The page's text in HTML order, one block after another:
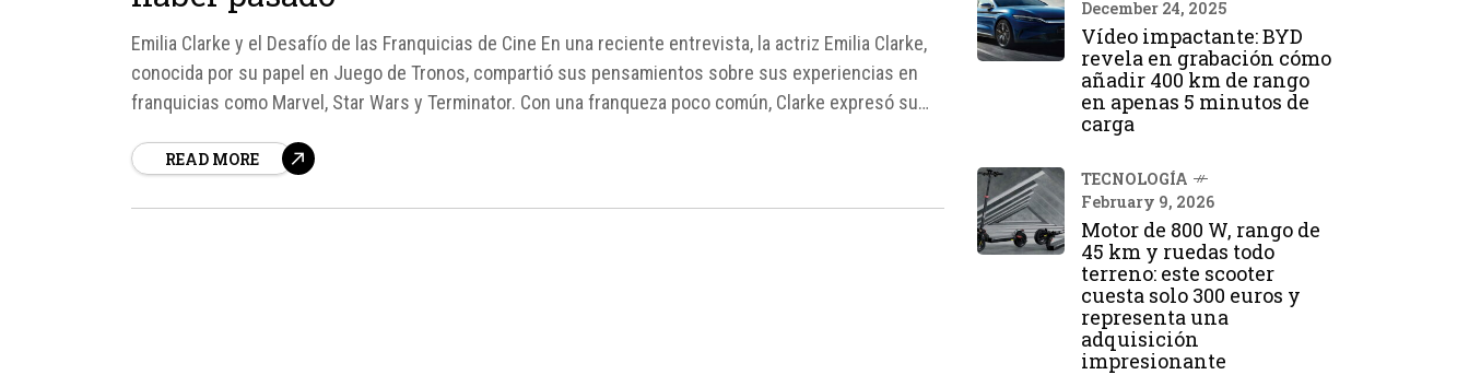
Emilia Clarke y el Desafío de las Franquicias de Cine En una reciente entrevista, la actriz Emilia Clarke,
conocida por su papel en Juego de Tronos, compartió sus pensamientos sobre sus experiencias en
franquicias como Marvel, Star Wars y Terminator. Con una franqueza poco común, Clarke expresó su
READ MORE
December 24, 2025
Vídeo impactante: BYD
revela en grabación cómo
añadir 400 km de rango
en apenas 5 minutos de
carga
TECNOLOGÍA
February 9, 2026
Motor de 800 W, rango de
45 km y ruedas todo
terreno: este scooter
cuesta solo 300 euros y
representa una
adquisición
impresionante